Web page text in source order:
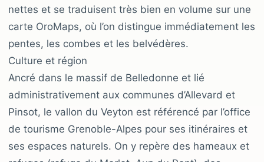
nettes et se traduisent très bien en volume sur une
carte OroMaps, où l’on distingue immédiatement les
pentes, les combes et les belvédères.
Culture et région
Ancré dans le massif de Belledonne et lié
administrativement aux communes d’Allevard et
Pinsot, le vallon du Veyton est référencé par l’office
de tourisme Grenoble-Alpes pour ses itinéraires et
ses espaces naturels. On y repère des hameaux et